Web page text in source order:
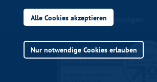
Auszeichnungen
Alle Cookies akzeptieren
Nur notwendige Cookies erlauben